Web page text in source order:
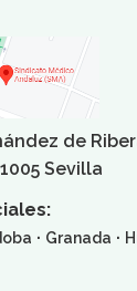
de
Sevilla
· Granada ·